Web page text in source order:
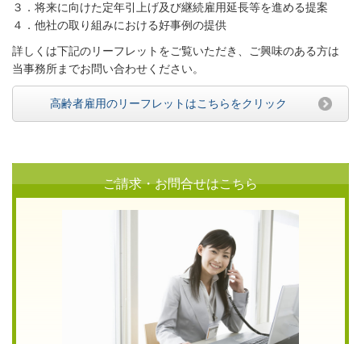
３．将来に向けた定年引上げ及び継続雇用延長等を進める提案
４．他社の取り組みにおける好事例の提供
詳しくは下記のリーフレットをご覧いただき、ご興味のある方は
当事務所までお問い合わせください。
高齢者雇用のリーフレットはこちらをクリック
ご請求・お問合せはこちら